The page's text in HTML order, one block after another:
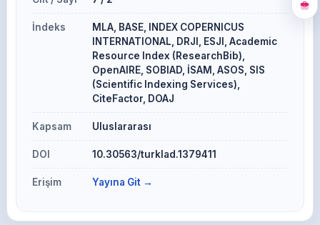
İndeks
MLA, BASE, INDEX COPERNICUS
INTERNATIONAL, DRJI, ESJI, Academic
Resource Index (ResearchBib),
OpenAIRE, SOBIAD, İSAM, ASOS, SIS
(Scientific Indexing Services),
CiteFactor, DOAJ
Kapsam Uluslararası
DOI 10.30563/turklad.1379411
Erişim Yayına Git →